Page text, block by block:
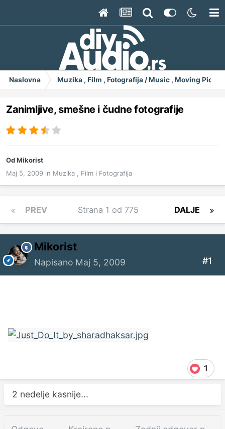
Naslovna Muzika , Film , Fotografija / Music , Moving
Zanimljive, smešne i čudne fotografije
OdMikorist
Maj 5, 2009 in Muzika , Film i Fotografija
PREV DALJE
Strana 1 od 775
Mikorist
Napisano Maj 5, 2009 #1
1
2 nedelje kasnije...